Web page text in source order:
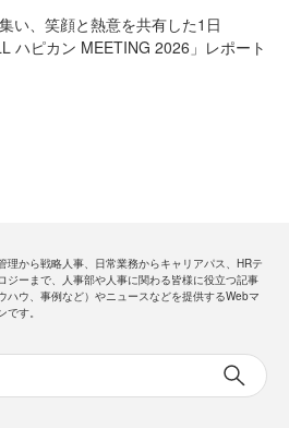
い、笑顔と熱意を共有した1日
ピカン MEETING 2026」レポート
理から戦略人事、日常業務からキャリアパス、HRテ
ジーまで、人事部や人事に関わる皆様に役立つ記事
ウハウ、事例など）やニュースなどを提供するWebマ
です。